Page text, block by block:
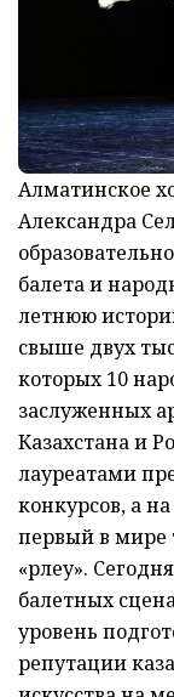
Алматинское
Александра
балета и
летнюю
свыше двух
которых 10
заслуженных
Казахстана и
лауреатами
конкурсов, а
первый в мире
«Өрлеу».
балетных
уровень
репутации